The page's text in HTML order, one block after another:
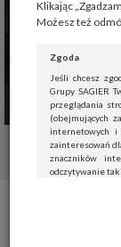
Klikając
Możesz też
Zgoda
Jeśli chcesz
Grupy SAGIER
przeglądania
(obejmujących
internetowych i
zainteresowań
znaczników
odczytywanie
Jeśli nie chcesz
Wyrażenie